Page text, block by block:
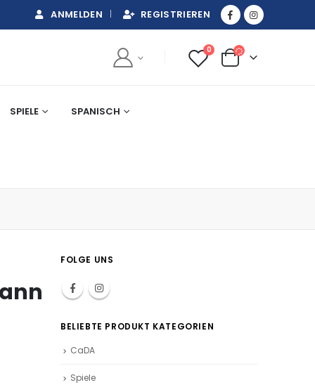
ANMELDEN REGISTRIEREN
0
SPIELE SPANISCH
FOLGE UNS
BELIEBTE PRODUKT KATEGORIEN
CaDA
Spiele